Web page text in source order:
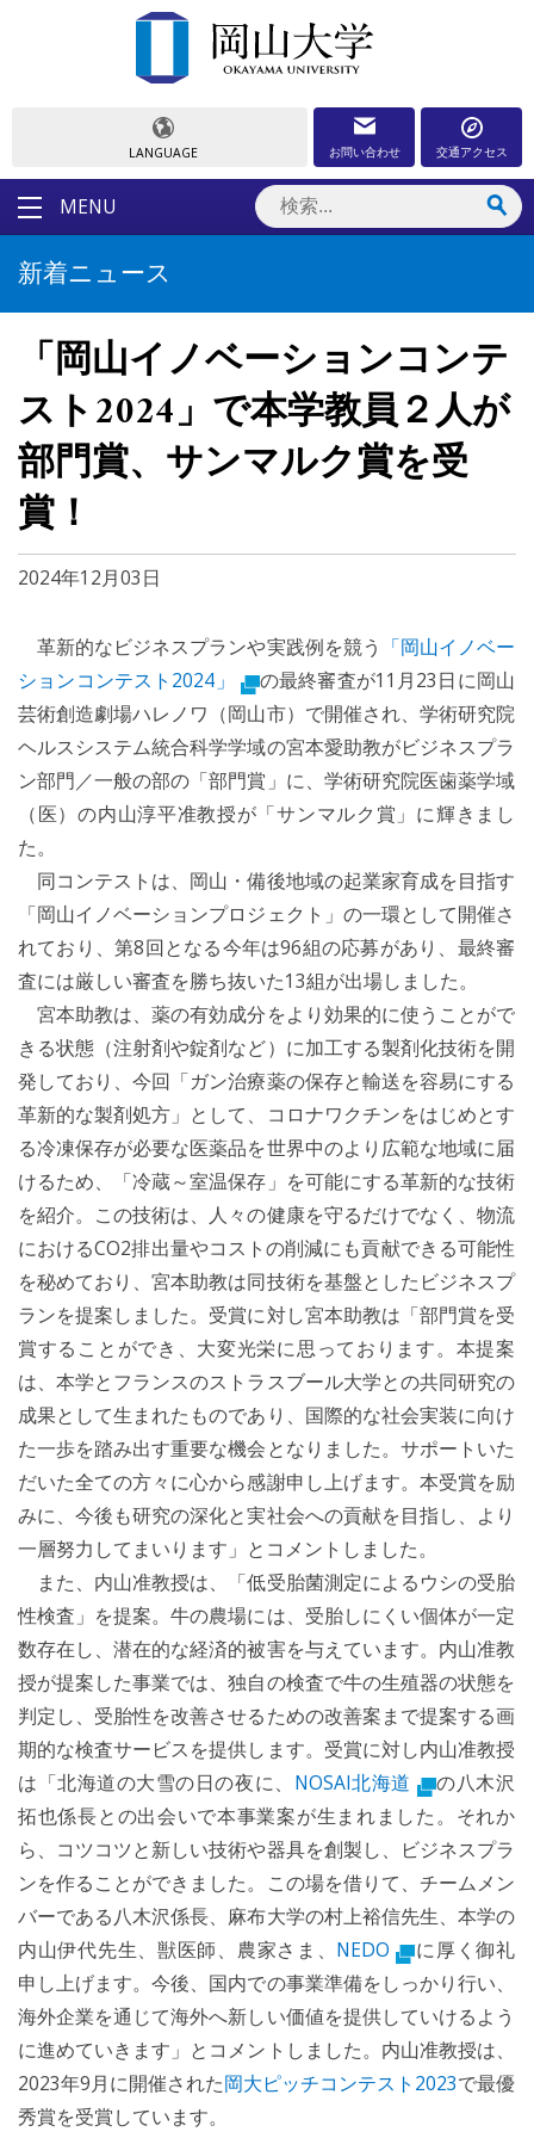
LANGUAGE お問い合わせ 交通アクセス
MENU
新着ニュース
「岡山イノベーションコンテ
スト2024」で本学教員２人が
部門賞、サンマルク賞を受
賞！
2024年12月03日
革新的なビジネスプランや実践例を競う 「岡山イノベー
ションコンテスト2024」
の最終審査が11月23日に岡山
芸術創造劇場ハレノワ（岡山市）で開催され、学術研究院
ヘルスシステム統合科学学域の宮本愛助教がビジネスプラ
ン部門／一般の部の「部門賞」に、学術研究院医歯薬学域
（医）の内山淳平准教授が「サンマルク賞」に輝きまし
た。
同コンテストは、岡山・備後地域の起業家育成を目指す
「岡山イノベーションプロジェクト」の一環として開催さ
れており、第8回となる今年は96組の応募があり、最終審
査には厳しい審査を勝ち抜いた13組が出場しました。
宮本助教は、薬の有効成分をより効果的に使うことがで
きる状態（注射剤や錠剤など）に加工する製剤化技術を開
発しており、今回「ガン治療薬の保存と輸送を容易にする
革新的な製剤処方」として、コロナワクチンをはじめとす
る冷凍保存が必要な医薬品を世界中のより広範な地域に届
けるため、「冷蔵～室温保存」を可能にする革新的な技術
を紹介。この技術は、人々の健康を守るだけでなく、物流
におけるCO2排出量やコストの削減にも貢献できる可能性
を秘めており、宮本助教は同技術を基盤としたビジネスプ
ランを提案しました。受賞に対し宮本助教は「部門賞を受
賞することができ、大変光栄に思っております。本提案
は、本学とフランスのストラスブール大学との共同研究の
成果として生まれたものであり、国際的な社会実装に向け
た一歩を踏み出す重要な機会となりました。サポートいた
だいた全ての方々に心から感謝申し上げます。本受賞を励
みに、今後も研究の深化と実社会への貢献を目指し、より
一層努力してまいります」とコメントしました。
また、内山准教授は、「低受胎菌測定によるウシの受胎
性検査」を提案。牛の農場には、受胎しにくい個体が一定
数存在し、潜在的な経済的被害を与えています。内山准教
授が提案した事業では、独自の検査で牛の生殖器の状態を
判定し、受胎性を改善させるための改善案まで提案する画
期的な検査サービスを提供します。受賞に対し内山准教授
は「北海道の大雪の日の夜に、 NOSAI北海道
の八木沢
拓也係長との出会いで本事業案が生まれました。それか
ら、コツコツと新しい技術や器具を創製し、ビジネスプラ
ンを作ることができました。この場を借りて、チームメン
バーである八木沢係長、麻布大学の村上裕信先生、本学の
内山伊代先生、獣医師、農家さま、 NEDO
に厚く御礼
申し上げます。今後、国内での事業準備をしっかり行い、
海外企業を通じて海外へ新しい価値を提供していけるよう
に進めていきます」とコメントしました。内山准教授は、
2023年9月に開催された岡大ピッチコンテスト2023で最優
秀賞を受賞しています。